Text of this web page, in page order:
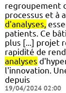
regroupement
processus et à
d'analyses,
patients. Ce
plus [...] projet
rapidité de
analyses
l'innovation.
depuis
19/04/2024 02:00